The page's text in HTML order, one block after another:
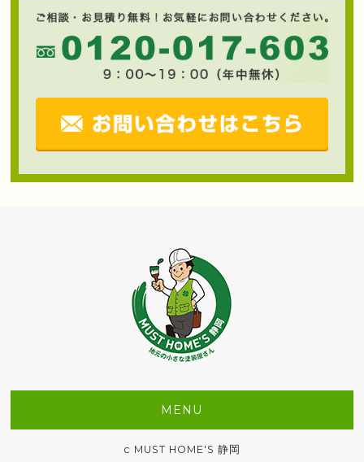
MENU
c MUST HOME'S 静岡